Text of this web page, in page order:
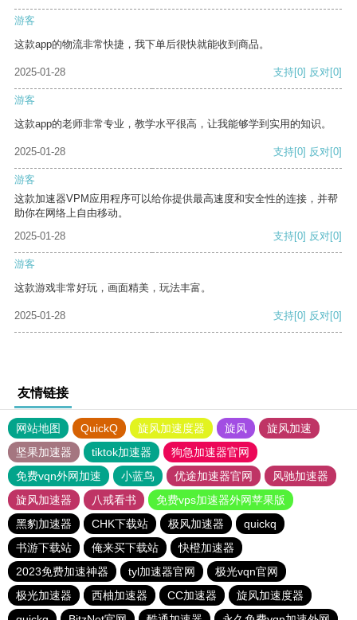
游客
这款app的物流非常快捷，我下单后很快就能收到商品。
2025-01-28 支持[0] 反对[0]
游客
这款app的老师非常专业，教学水平很高，让我能够学到实用的知识。
2025-01-28 支持[0] 反对[0]
游客
这款加速器VPM应用程序可以给你提供最高速度和安全性的连接，并帮
助你在网络上自由移动。
2025-01-28
支持[0] 反对[0]
游客
这款游戏非常好玩，画面精美，玩法丰富。
2025-01-28 支持[0] 反对[0]
友情链接
网站地图 QuickQ 旋风加速度器 旋风
旋风加速
坚果加速器
tiktok加速器
狗急加速器官网
免费vqn外网加速
小蓝鸟 优途加速器官网
风驰加速器
旋风加速器
八戒看书
免费vps加速器外网苹果版
黑豹加速器
CHK下载站 极风加速器
quickq
书游下载站
俺来买下载站
快橙加速器
2023免费加速神器
tyl加速器官网
极光vqn官网
极光加速器
西柚加速器 CC加速器
旋风加速度器